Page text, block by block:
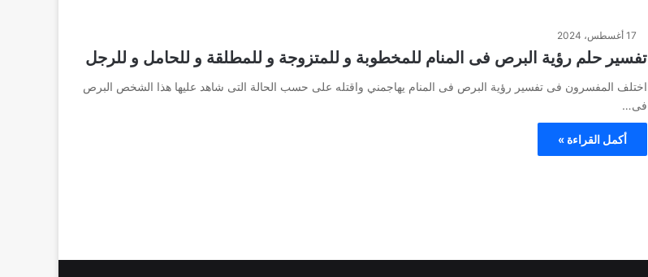
17 أغسطس، 2024
تفسير حلم رؤية البرص فى المنام للمخطوبة و للمتزوجة و للمطلقة و للحامل و للرجل
اختلف المفسرون فى تفسير رؤية البرص فى المنام يهاجمني واقتله على حسب الحالة التى شاهد عليها هذا الشخص البرص
فى…
أكمل القراءة »